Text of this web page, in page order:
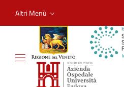
Altri Menù